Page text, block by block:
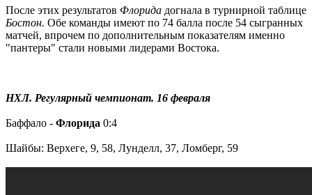
После этих результатов Флорида догнала в турнирной таблице
Бостон. Обе команды имеют по 74 балла после 54 сыгранных
матчей, впрочем по дополнительным показателям именно
"пантеры" стали новыми лидерами Востока.
НХЛ. Регулярный чемпионат. 16 февраля
Баффало - Флорида 0:4
Шайбы: Верхеге, 9, 58, Лунделл, 37, Ломберг, 59